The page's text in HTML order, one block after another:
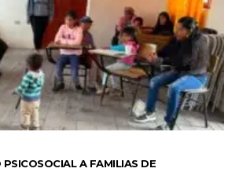
A FAMILIAS DE